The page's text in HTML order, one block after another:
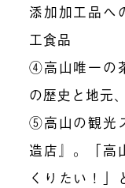
添加加工品へ
工食品
④高山唯一の
の歴史と地元
⑤高山の観光
造店』。「高
くりたい！」